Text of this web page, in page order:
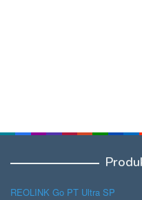
REOLINK Go PT Ultra SP